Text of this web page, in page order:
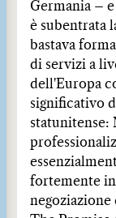
Germania –
è subentrata
bastava
di servizi a
dell'Europa
significativo
statunitense:
fortemente